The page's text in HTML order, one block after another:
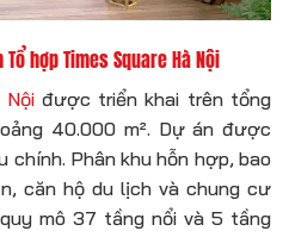
hợp Times Square Hà Nội
được triển khai trên tổng
40.000 m². Dự án được
chính. Phân khu hỗn hợp, bao
căn hộ du lịch và chung cư
mô 37 tầng nổi và 5 tầng